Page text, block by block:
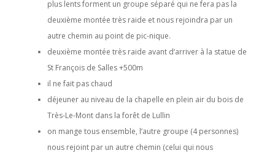
plus lents forment un groupe séparé qui ne fera pas la
deuxième montée très raide et nous rejoindra par un
autre chemin au point de pic-nique.
deuxième montée très raide avant d’arriver à la statue de
St François de Salles +500m
il ne fait pas chaud
déjeuner au niveau de la chapelle en plein air du bois de
Très-Le-Mont dans la forêt de Lullin
on mange tous ensemble, l’autre groupe (4 personnes)
nous rejoint par un autre chemin (celui qui nous